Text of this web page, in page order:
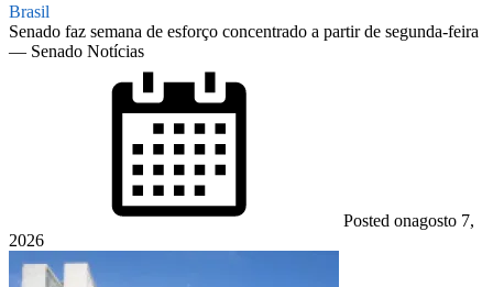
Brasil
Senado faz semana de esforço concentrado a partir de segunda-feira
— Senado Notícias
Posted onagosto 7,
2026